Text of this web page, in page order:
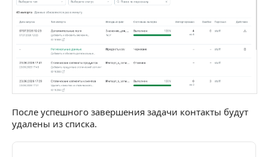
После успешного завершения задачи контакты будут
удалены из списка.